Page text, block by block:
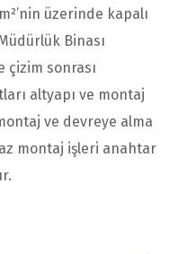
üzerinde kapalı
Binası
çizim sonrası
altyapı ve montaj
ve devreye alma
montaj işleri anahtar